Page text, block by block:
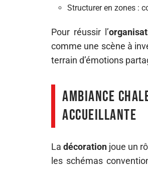
Structurer en zones :
Pour réussir l’
comme une scène à
terrain d’émotions
Ambiance
accueillante
Ladécoration joue un
les schémas